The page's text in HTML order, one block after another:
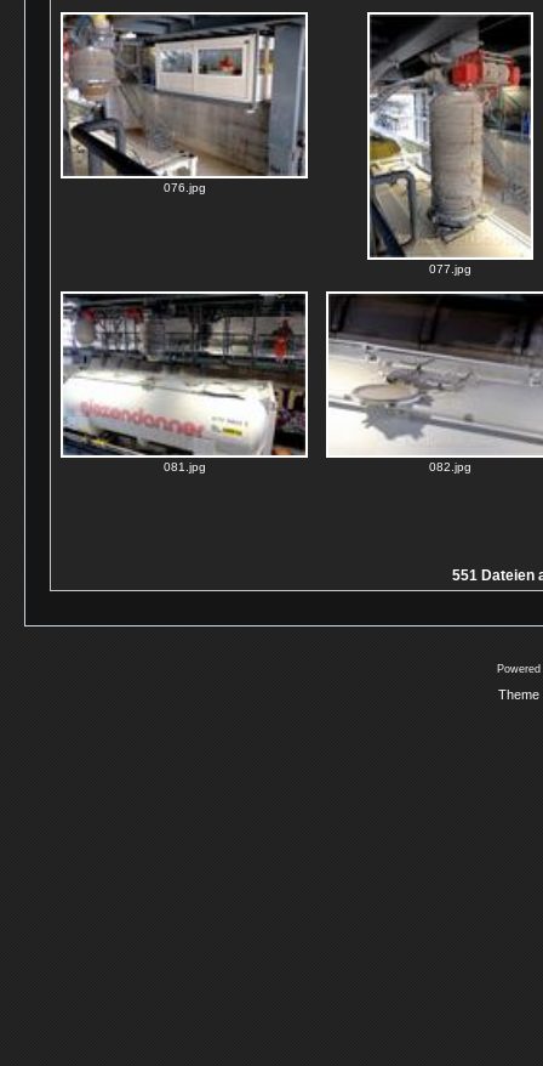
076.jpg
077.jpg
081.jpg 082.jpg
551 Dateien
Theme